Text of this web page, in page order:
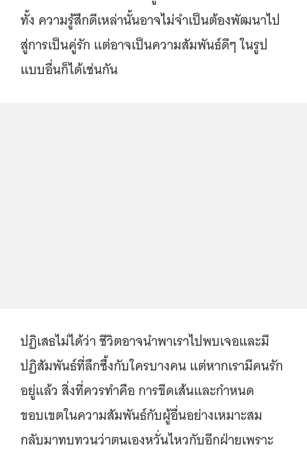
ทั้ง ความรู้สึกดีเหล่านั้นอาจไม่จำเป็นต้องพัฒนาไป
สู่การเป็นคู่รัก แต่อาจเป็นความสัมพันธ์ดีๆ ในรูป
แบบอื่นก็ได้เช่นกัน
ปฏิเสธไม่ได้ว่า ชีวิตอาจนำพาเราไปพบเจอและมี
ปฏิสัมพันธ์ที่ลึกซึ้งกับใครบางคน แต่หากเรามีคนรัก
อยู่แล้ว สิ่งที่ควรทำคือ การขีดเส้นและกำหนด
ขอบเขตในความสัมพันธ์กับผู้อื่นอย่างเหมาะสม
กลับมาทบทวนว่าตนเองหวั่นไหวกับอีกฝ่ายเพราะ